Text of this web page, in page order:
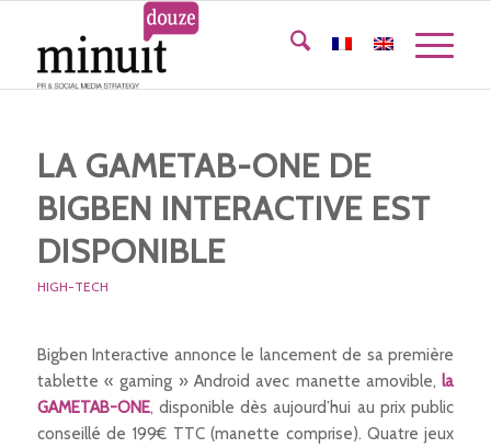
LA GAMETAB-ONE DE
BIGBEN INTERACTIVE EST
DISPONIBLE
HIGH-TECH
Bigben Interactive annonce le lancement de sa première
tablette « gaming » Android avec manette amovible,la
GAMETAB-ONE, disponible dès aujourd’hui au prix public
conseillé de 199€ TTC (manette comprise). Quatre jeux